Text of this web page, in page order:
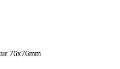
76x76mm